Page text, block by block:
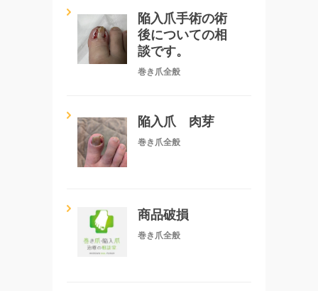
陥入爪手術の術
後についての相
談です。
巻き爪全般
陥入爪 肉芽
巻き爪全般
商品破損
巻き爪全般